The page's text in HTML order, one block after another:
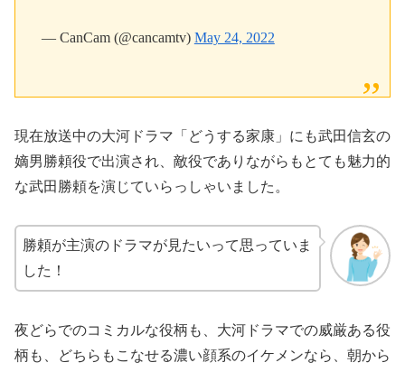
— CanCam (@cancamtv) May 24, 2022
現在放送中の大河ドラマ「どうする家康」にも武田信玄の
嫡男勝頼役で出演され、敵役でありながらもとても魅力的
な武田勝頼を演じていらっしゃいました。
勝頼が主演のドラマが見たいって思っていま
した！
夜どらでのコミカルな役柄も、大河ドラマでの威厳ある役
柄も、どちらもこなせる濃い顔系のイケメンなら、朝から